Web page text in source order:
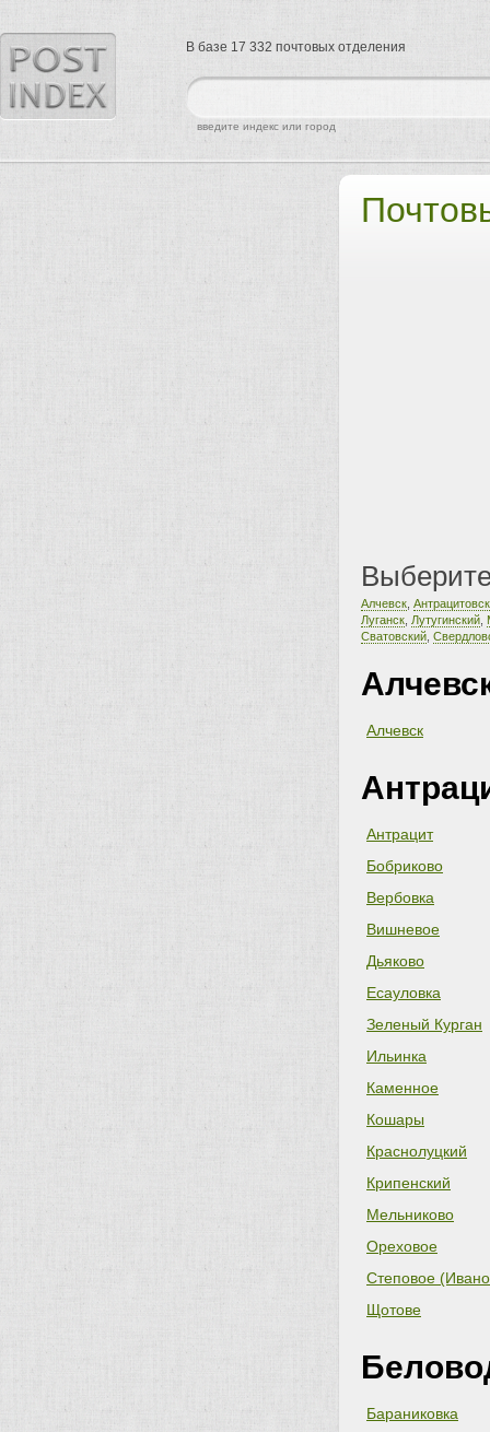
Алчевск
Луганск Лутугинский
Сватовский
Алчевск
Антрацит
Бобриково
Вербовка
Вишневое
Дьяково
Есауловка
Зеленый Курган
Ильинка
Каменное
Кошары
Краснолуцкий
Крипенский
Мельниково
Ореховое
Степовое
Щотове
Бараниковка
найти
введите индекс или город
В базе 17 332 почтовых отделения